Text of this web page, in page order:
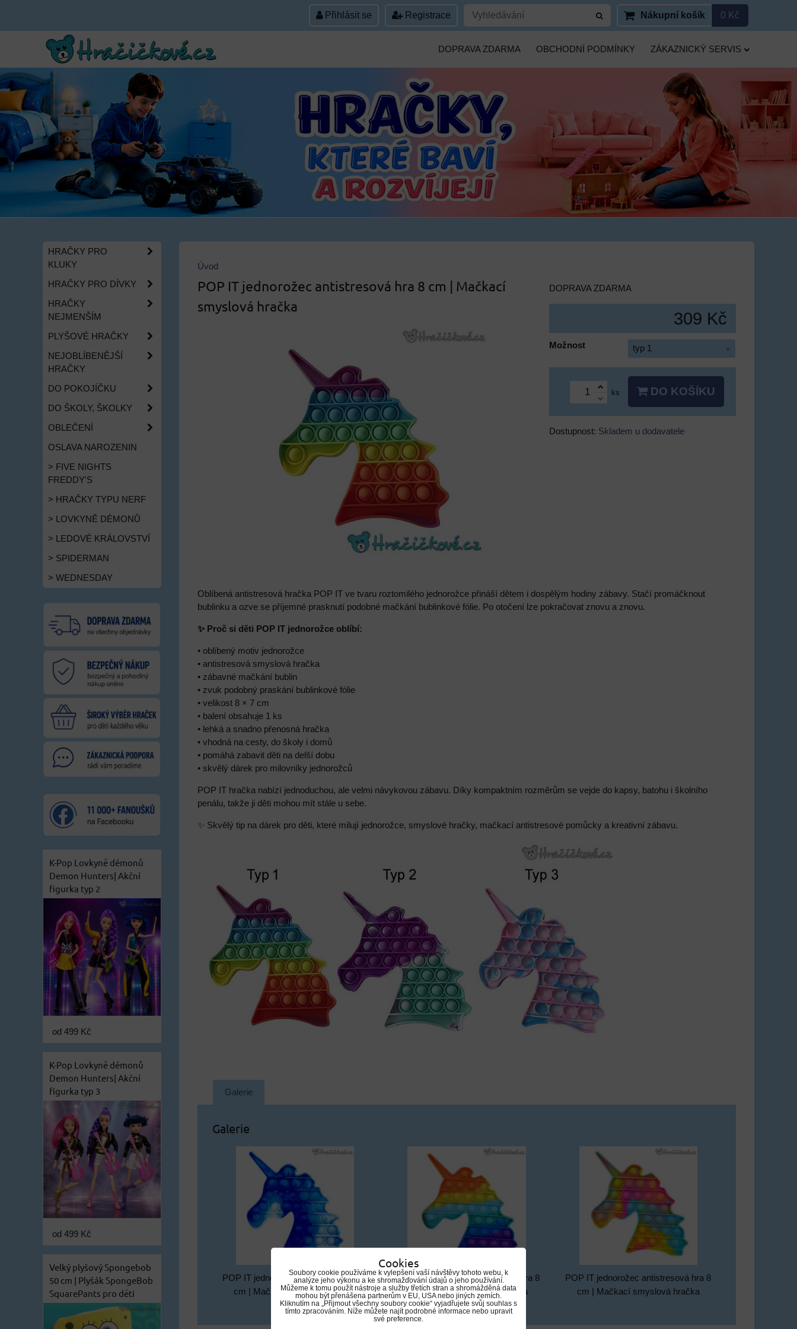
Přihlásit se Registrace Nákupní košík 0 Kč
DOPRAVA ZDARMA OBCHODNÍ PODMÍNKY ZÁKAZNICKÝ SERVIS
Úvod
POP IT jednorožec antistresová hra 8 cm | Mačkací
smyslová hračka
DOPRAVA ZDARMA
309 Kč
Možnost typ 1
ks DO KOŠÍKU
Dostupnost: Skladem u dodavatele
Oblíbená antistresová hračka POP IT ve tvaru roztomilého jednorožce přináší dětem i dospělým hodiny zábavy. Stačí promáčknout
bublinku a ozve se příjemné prasknutí podobné mačkání bublinkové fólie. Po otočení lze pokračovat znovu a znovu.
✨ Proč si děti POP IT jednorožce oblíbí:
• oblíbený motiv jednorožce
• antistresová smyslová hračka
• zábavné mačkání bublin
• zvuk podobný praskání bublinkové fólie
• velikost 8 × 7 cm
• balení obsahuje 1 ks
• lehká a snadno přenosná hračka
• vhodná na cesty, do školy i domů
• pomáhá zabavit děti na delší dobu
• skvělý dárek pro milovníky jednorožců
POP IT hračka nabízí jednoduchou, ale velmi návykovou zábavu. Díky kompaktním rozměrům se vejde do kapsy, batohu i školního
penálu, takže ji děti mohou mít stále u sebe.
✨ Skvělý tip na dárek pro děti, které milují jednorožce, smyslové hračky, mačkací antistresové pomůcky a kreativní zábavu.
Galerie
Galerie
POP IT jednorožec antistresová hra 8
cm | Mačkací smyslová hračka
POP IT jednorožec antistresová hra 8
cm | Mačkací smyslová hračka
POP IT jednorožec antistresová hra 8
cm | Mačkací smyslová hračka
HRAČKY PRO
KLUKY
HRAČKY PRO DÍVKY
HRAČKY
NEJMENŠÍM
PLYŠOVÉ HRAČKY
NEJOBLÍBENĚJŠÍ
HRAČKY
DO POKOJÍČKU
DO ŠKOLY, ŠKOLKY
OBLEČENÍ
OSLAVA NAROZENIN
> FIVE NIGHTS
FREDDY'S
> HRAČKY TYPU NERF
> LOVKYNĚ DÉMONŮ
> LEDOVÉ KRÁLOVSTVÍ
> SPIDERMAN
> WEDNESDAY
K-Pop Lovkyně démonů
Demon Hunters| Akční
figurka typ 2
od 499 Kč
K-Pop Lovkyně démonů
Demon Hunters| Akční
figurka typ 3
od 499 Kč
Velký plyšový Spongebob
50 cm | Plyšák SpongeBob
SquarePants pro děti
Cookies
Soubory cookie používáme k vylepšení vaší návštěvy tohoto webu, k
analýze jeho výkonu a ke shromažďování údajů o jeho používání.
Můžeme k tomu použít nástroje a služby třetích stran a shromážděná data
mohou být přenášena partnerům v EU, USA nebo jiných zemích.
Kliknutím na „Přijmout všechny soubory cookie“ vyjadřujete svůj souhlas s
tímto zpracováním. Níže můžete najít podrobné informace nebo upravit
své preference.